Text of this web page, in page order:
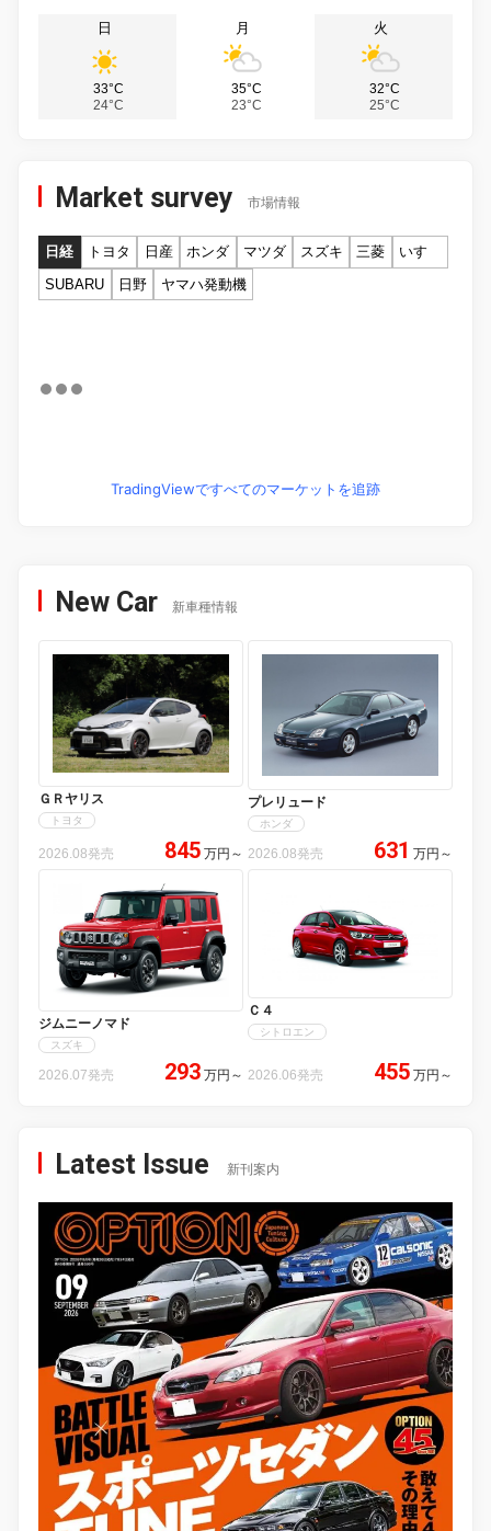
日
33°C
24°C
月
35°C
23°C
火
32°C
25°C
Market survey 市場情報
日経 トヨタ 日産 ホンダ マツダ スズキ 三菱
いすゞ
SUBARU
日野 ヤマハ発動機
TradingViewですべてのマーケットを追跡
New Car 新車種情報
ＧＲヤリス
トヨタ
2026.08発売 845 万円 ～
プレリュード
ホンダ
2026.08発売 631 万円 ～
ジムニーノマド
スズキ
2026.07発売 293 万円 ～
Ｃ４
シトロエン
2026.06発売 455 万円 ～
Latest Issue 新刊案内